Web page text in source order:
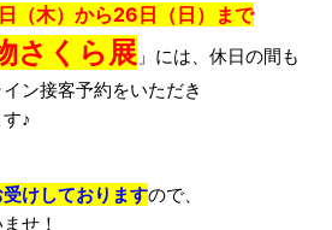
（木）から26日（日）まで
さくら展 」には、休日の間も
ン接客予約をいただき
♪
けしておりますので、
せ！